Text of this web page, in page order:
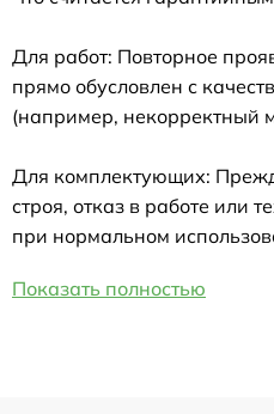
Для работ: Повторное
прямо обусловлен с
(например, некорректный
Для комплектующих:
строя, отказ в работе или
при нормальном
Показать полностью